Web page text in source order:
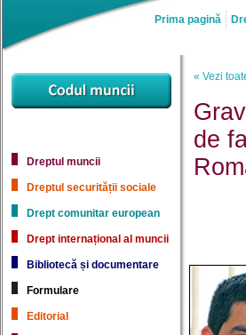
Prima pagină
« Vezi
de
Dreptul muncii
Dreptul securității sociale
Drept comunitar european
Drept internațional al muncii
Bibliotecă și documentare
Formulare
Editorial